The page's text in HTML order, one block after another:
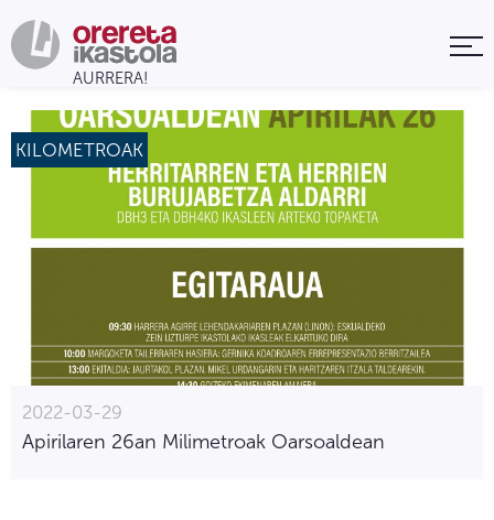
KILOMETROAK
2022-03-29
Apirilaren 26an Milimetroak Oarsoaldean